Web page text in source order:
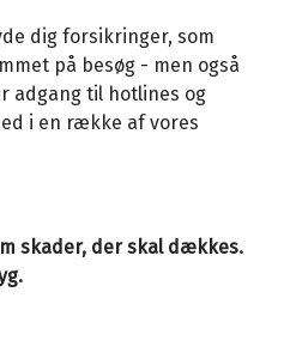
dig forsikringer, som
på besøg - men også
adgang til hotlines og
i en række af vores
skader, der skal dækkes.